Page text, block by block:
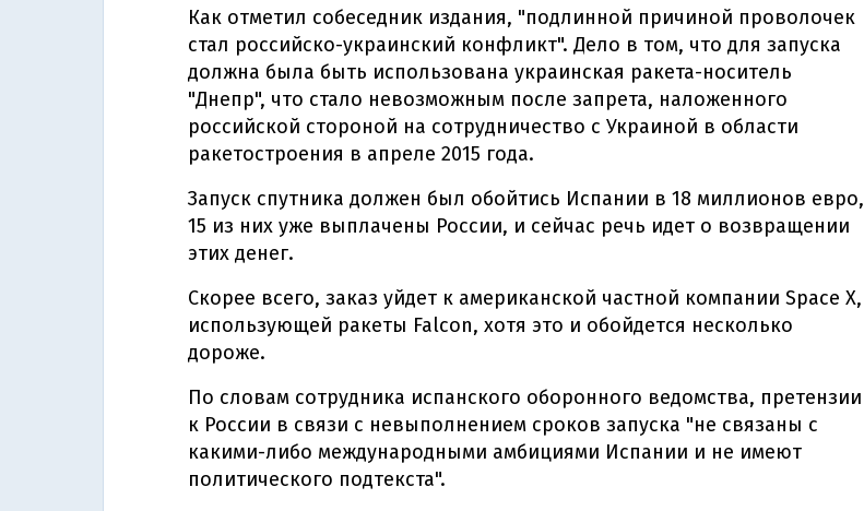
Как отметил собеседник издания, "подлинной причиной проволочек
стал российско-украинский конфликт". Дело в том, что для запуска
должна была быть использована украинская ракета-носитель
"Днепр", что стало невозможным после запрета, наложенного
российской стороной на сотрудничество с Украиной в области
ракетостроения в апреле 2015 года.
Запуск спутника должен был обойтись Испании в 18 миллионов евро,
15 из них уже выплачены России, и сейчас речь идет о возвращении
этих денег.
Скорее всего, заказ уйдет к американской частной компании Space X,
использующей ракеты Falcon, хотя это и обойдется несколько
дороже.
По словам сотрудника испанского оборонного ведомства, претензии
к России в связи с невыполнением сроков запуска "не связаны с
какими-либо международными амбициями Испании и не имеют
политического подтекста".